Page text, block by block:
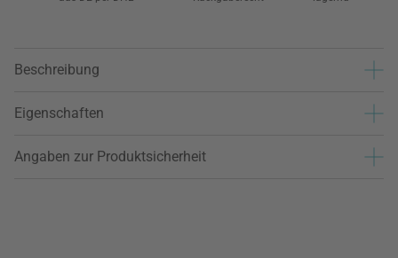
Beschreibung
Eigenschaften
Angaben zur Produktsicherheit